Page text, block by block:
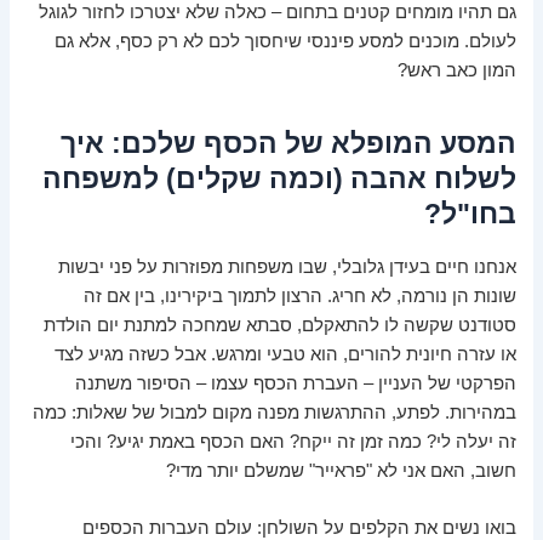
גם תהיו מומחים קטנים בתחום – כאלה שלא יצטרכו לחזור לגוגל
לעולם. מוכנים למסע פיננסי שיחסוך לכם לא רק כסף, אלא גם
המון כאב ראש?
המסע המופלא של הכסף שלכם: איך
לשלוח אהבה (וכמה שקלים) למשפחה
בחו"ל?
אנחנו חיים בעידן גלובלי, שבו משפחות מפוזרות על פני יבשות
שונות הן נורמה, לא חריג. הרצון לתמוך ביקירינו, בין אם זה
סטודנט שקשה לו להתאקלם, סבתא שמחכה למתנת יום הולדת
או עזרה חיונית להורים, הוא טבעי ומרגש. אבל כשזה מגיע לצד
הפרקטי של העניין – העברת הכסף עצמו – הסיפור משתנה
במהירות. לפתע, ההתרגשות מפנה מקום למבול של שאלות: כמה
זה יעלה לי? כמה זמן זה ייקח? האם הכסף באמת יגיע? והכי
חשוב, האם אני לא "פראייר" שמשלם יותר מדי?
בואו נשים את הקלפים על השולחן: עולם העברות הכספים